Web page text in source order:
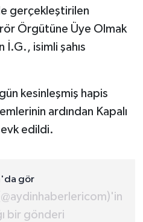
gerçekleştirilen
Örgütüne Üye Olmak
İ.G., isimli şahıs
kesinleşmiş hapis
ardından Kapalı
edildi.
gör
bir gönderi